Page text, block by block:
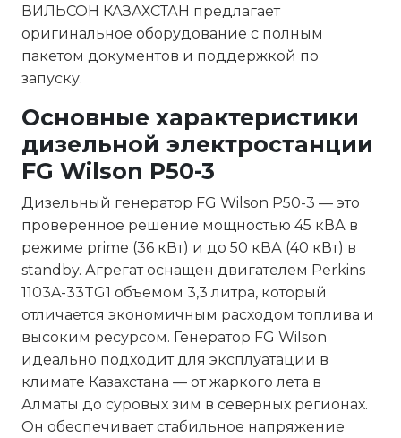
ВИЛЬСОН КАЗАХСТАН предлагает
оригинальное оборудование с полным
пакетом документов и поддержкой по
запуску.
Основные характеристики
дизельной электростанции
FG Wilson P50-3
Дизельный генератор FG Wilson P50-3 — это
проверенное решение мощностью 45 кВА в
режиме prime (36 кВт) и до 50 кВА (40 кВт) в
standby. Агрегат оснащен двигателем Perkins
1103A-33TG1 объемом 3,3 литра, который
отличается экономичным расходом топлива и
высоким ресурсом. Генератор FG Wilson
идеально подходит для эксплуатации в
климате Казахстана — от жаркого лета в
Алматы до суровых зим в северных регионах.
Он обеспечивает стабильное напряжение